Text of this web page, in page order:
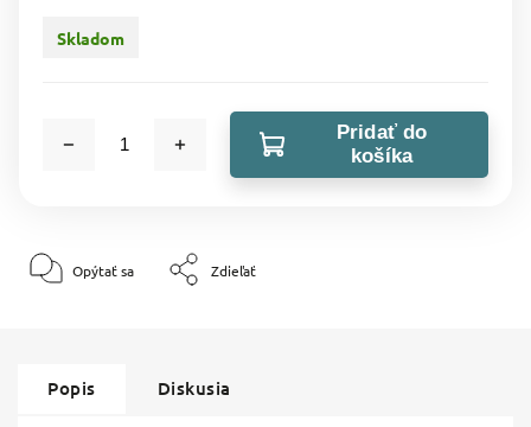
Skladom
Pridať do
košíka
Opýtať sa Zdieľať
Popis Diskusia